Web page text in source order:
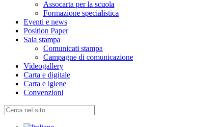
Assocarta per la scuola
Formazione specialistica
Eventi e news
Position Paper
Sala stampa
Comunicati stampa
Campagne di comunicazione
Videogallery
Carta e digitale
Carta e igiene
Convenzioni